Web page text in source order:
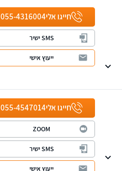
חייגו אלי055-4316004
SMS ישיר
ייעוץ אישי
חייגו אלי055-4547014
ZOOM
SMS ישיר
ייעוץ אישי